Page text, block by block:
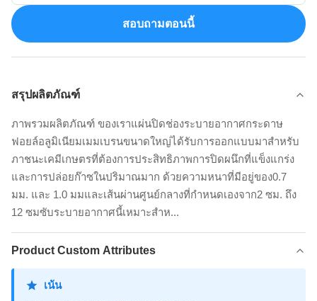
สอบถามตอนนี้
สรุปผลิตภัณฑ์
ภาพรวมผลิตภัณฑ์ ของเราแผ่นปิดช่องระบายอากาศกระดาษ
ฟอยล์อลูมิเนียมเมมเบรนขนาดใหญ่ได้รับการออกแบบมาสำหรับ
ภาชนะเคมีเกษตรที่ต้องการประสิทธิภาพการปิดผนึกที่แข็งแกร่ง
และการปล่อยก๊าซในปริมาณมาก ด้วยความหนาที่มีอยู่ของ0.7
มม. และ 1.0 มมและเส้นผ่านศูนย์กลางที่กำหนดเองจาก2 ซม. ถึง
12 ซมซับระบายอากาศนี้เหมาะสำห...
Product Custom Attributes
เน้น